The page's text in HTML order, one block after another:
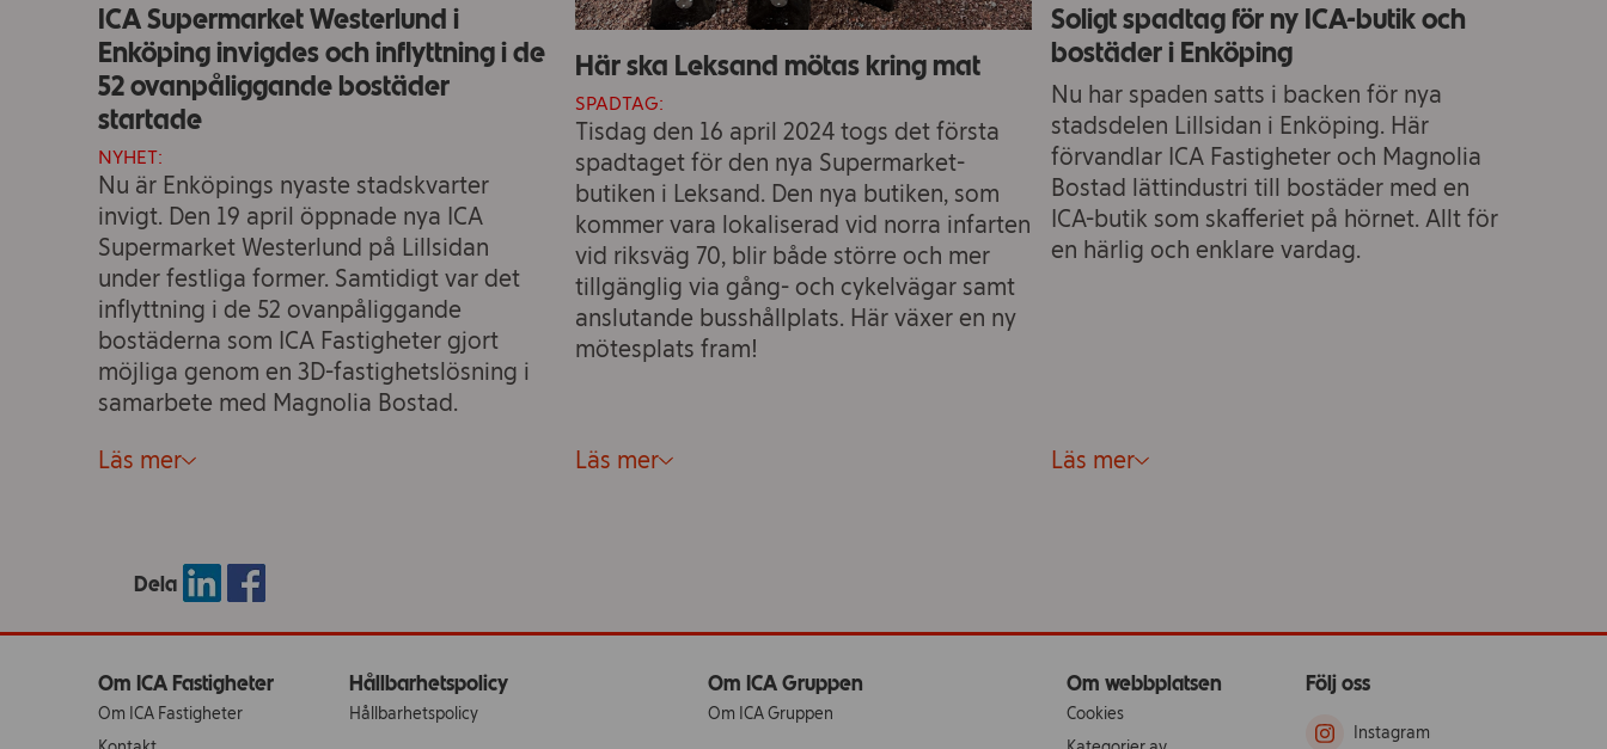
ICA Supermarket Westerlund i
Enköping invigdes och inflyttning i de
52 ovanpåliggande bostäder
startade
NYHET:
Nu är Enköpings nyaste stadskvarter
invigt. Den 19 april öppnade nya ICA
Supermarket Westerlund på Lillsidan
under festliga former. Samtidigt var det
inflyttning i de 52 ovanpåliggande
bostäderna som ICA Fastigheter gjort
möjliga genom en 3D-fastighetslösning i
samarbete med Magnolia Bostad.
Läs mer
Här ska Leksand mötas kring mat
SPADTAG:
Tisdag den 16 april 2024 togs det första
spadtaget för den nya Supermarket-
butiken i Leksand. Den nya butiken, som
kommer vara lokaliserad vid norra infarten
vid riksväg 70, blir både större och mer
tillgänglig via gång- och cykelvägar samt
anslutande busshållplats. Här växer en ny
mötesplats fram!
Läs mer
Soligt spadtag för ny ICA-butik och
bostäder i Enköping
Nu har spaden satts i backen för nya
stadsdelen Lillsidan i Enköping. Här
förvandlar ICA Fastigheter och Magnolia
Bostad lättindustri till bostäder med en
ICA-butik som skafferiet på hörnet. Allt för
en härlig och enklare vardag.
Läs mer
Dela
Om ICA Fastigheter
Om ICA Fastigheter
Hållbarhetspolicy
Hållbarhetspolicy
Om ICA Gruppen
Om ICA Gruppen
Om webbplatsen
Cookies
Följ oss
Instagram